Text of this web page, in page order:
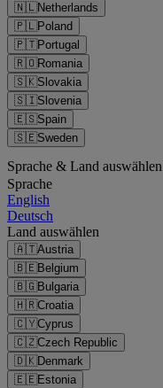
🇳🇱Netherlands
🇵🇱Poland
🇵🇹Portugal
🇷🇴Romania
🇸🇰Slovakia
🇸🇮Slovenia
🇪🇸Spain
🇸🇪Sweden
Sprache & Land auswählen
Sprache
English
Deutsch
Land auswählen
🇦🇹Austria
🇧🇪Belgium
🇧🇬Bulgaria
🇭🇷Croatia
🇨🇾Cyprus
🇨🇿Czech Republic
🇩🇰Denmark
🇪🇪Estonia